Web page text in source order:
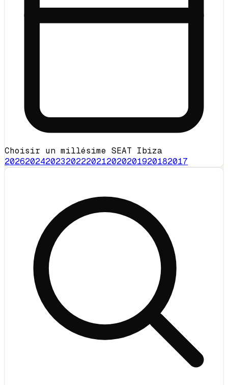
Choisir un millésime SEAT Ibiza
202620242023202220212020201920182017